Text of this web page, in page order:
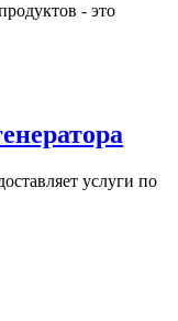
- это
услуги по